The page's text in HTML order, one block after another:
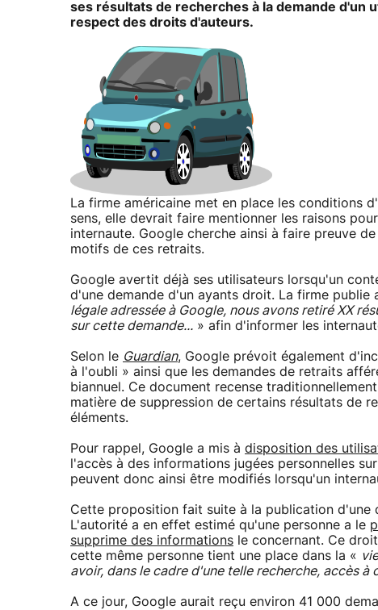
ses résultats de recherches à la demande d'un
respect des droits d'auteurs.
La firme américaine met en place les conditions
sens, elle devrait faire mentionner les raisons
internaute. Google cherche ainsi à faire preuve
motifs de ces retraits.
Google avertit déjà ses utilisateurs lorsqu'un
d'une demande d'un ayants droit. La firme publie
légale adressée à Google, nous avons retiré XX
sur cette demande... » afin d'informer les
Selon le Guardian, Google prévoit également
à l'oubli » ainsi que les demandes de retraits
biannuel. Ce document recense
matière de suppression de certains résultats de
éléments.
Pour rappel, Google a mis à disposition des
l'accès à des informations jugées personnelles
peuvent donc ainsi être modifiés lorsqu'un
Cette proposition fait suite à la publication d'une
L'autorité a en effet estimé qu'une personne a le
supprime des informations le concernant. Ce
cette même personne tient une place dans la «
avoir, dans le cadre d'une telle recherche, accès à
A ce jour, Google aurait reçu environ 41 000